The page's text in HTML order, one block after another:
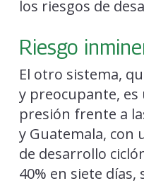
los riesgos de
Riesgo
El otro sistema,
y preocupante, es
presión frente a
y Guatemala, con
de desarrollo
40% en siete días,